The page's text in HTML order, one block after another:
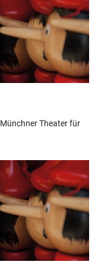
Münchner Theater für